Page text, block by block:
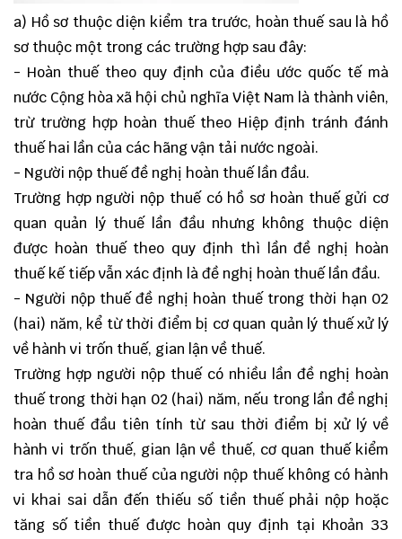
a) Hồ sơ thuộc diện kiểm tra trước, hoàn thuế sau là hồ
sơ thuộc một trong các trường hợp sau đây:
- Hoàn thuế theo quy định của điều ước quốc tế mà
nước Cộng hòa xã hội chủ nghĩa Việt Nam là thành viên,
trừ trường hợp hoàn thuế theo Hiệp định tránh đánh
thuế hai lần của các hãng vận tải nước ngoài.
- Người nộp thuế đề nghị hoàn thuế lần đầu.
Trường hợp người nộp thuế có hồ sơ hoàn thuế gửi cơ
quan quản lý thuế lần đầu nhưng không thuộc diện
được hoàn thuế theo quy định thì lần đề nghị hoàn
thuế kế tiếp vẫn xác định là đề nghị hoàn thuế lần đầu.
- Người nộp thuế đề nghị hoàn thuế trong thời hạn 02
(hai) năm, kể từ thời điểm bị cơ quan quản lý thuế xử lý
về hành vi trốn thuế, gian lận về thuế.
Trường hợp người nộp thuế có nhiều lần đề nghị hoàn
thuế trong thời hạn 02 (hai) năm, nếu trong lần đề nghị
hoàn thuế đầu tiên tính từ sau thời điểm bị xử lý về
hành vi trốn thuế, gian lận về thuế, cơ quan thuế kiểm
tra hồ sơ hoàn thuế của người nộp thuế không có hành
vi khai sai dẫn đến thiếu số tiền thuế phải nộp hoặc
tăng số tiền thuế được hoàn quy định tại Khoản 33